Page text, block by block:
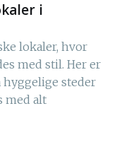
i
lokaler, hvor
med stil. Her er
steder
med alt